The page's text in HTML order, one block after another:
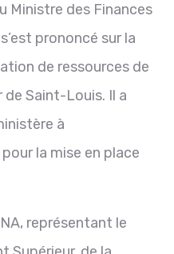
Ministre des Finances
prononcé sur la
de ressources de
de Saint-Louis. Il a
à
la mise en place
représentant le